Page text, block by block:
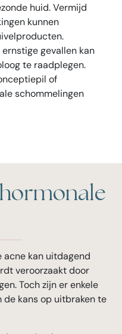
huid. Vermijd
kunnen
ernstige gevallen kan
te raadplegen.
of
schommelingen
acne kan uitdagend
veroorzaakt door
Toch zijn er enkele
kans op uitbraken te